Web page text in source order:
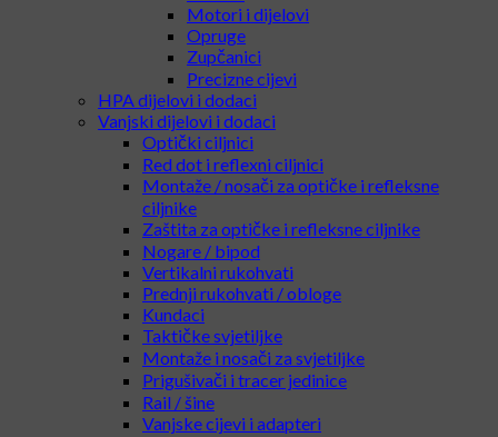
Motori i dijelovi
Opruge
Zupčanici
Precizne cijevi
HPA dijelovi i dodaci
Vanjski dijelovi i dodaci
Optički ciljnici
Red dot i reflexni ciljnici
Montaže / nosači za optičke i refleksne
ciljnike
Zaštita za optičke i refleksne ciljnike
Nogare / bipod
Vertikalni rukohvati
Prednji rukohvati / obloge
Kundaci
Taktičke svjetiljke
Montaže i nosači za svjetiljke
Prigušivači i tracer jedinice
Rail / šine
Vanjske cijevi i adapteri